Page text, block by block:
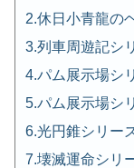
休日小青龍の
列車周遊記シ
パム展示場シ
パム展示場シ
光円錐シリー
壊滅運命シリ